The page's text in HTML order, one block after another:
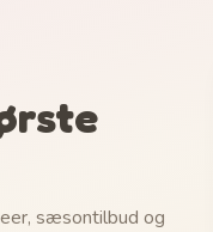
sæsontilbud og